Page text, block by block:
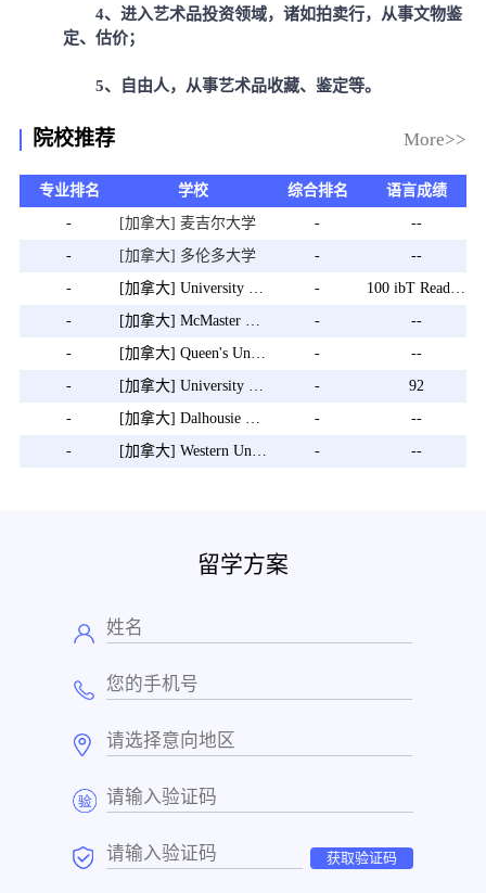
4、进入艺术品投资领域，诸如拍卖行，从事文物鉴
定、估价；
5、自由人，从事艺术品收藏、鉴定等。
院校推荐 More>>
专业排名 学校 综合排名
语言成绩
-
[加拿大] 麦吉尔大学 -
--
-
[加拿大] 多伦多大学 -
--
-
-
-
-
--
-
-
--
-
-
92
-
-
--
-
- --
留学方案
获取验证码